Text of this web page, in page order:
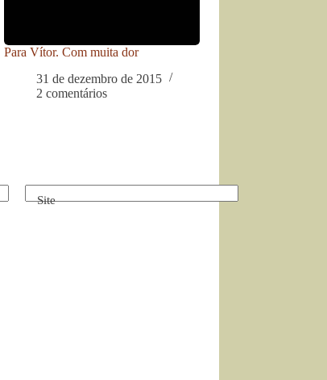
Para Vítor. Com muita dor
31 de dezembro de 2015
2 comentários
Site